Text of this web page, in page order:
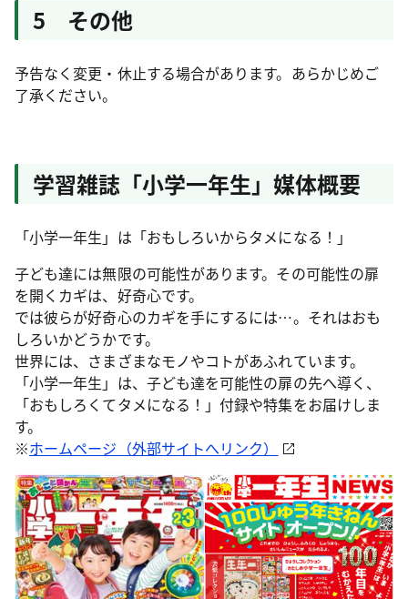
5 その他
予告なく変更・休止する場合があります。あらかじめご
了承ください。
学習雑誌「小学一年生」媒体概要
「小学一年生」は「おもしろいからタメになる！」
子ども達には無限の可能性があります。その可能性の扉
を開くカギは、好奇心です。
では彼らが好奇心のカギを手にするには…。それはおも
しろいかどうかです。
世界には、さまざまなモノやコトがあふれています。
「小学一年生」は、子ども達を可能性の扉の先へ導く、
「おもしろくてタメになる！」付録や特集をお届けしま
す。
※ホームページ（外部サイトへリンク）